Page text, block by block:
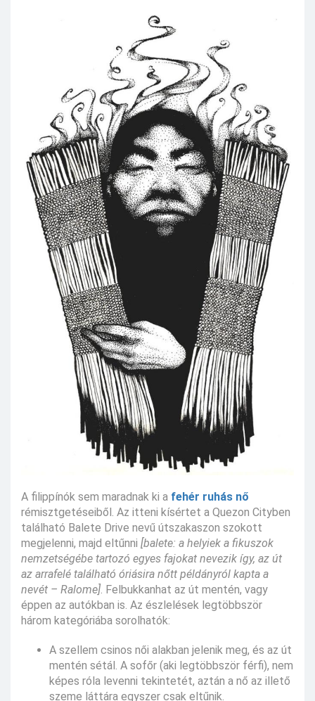
A filippínók sem maradnak ki a fehér ruhás nő
rémisztgetéseiből. Az itteni kísértet a Quezon Cityben
található Balete Drive nevű útszakaszon szokott
megjelenni, majd eltűnni [balete: a helyiek a fikuszok
nemzetségébe tartozó egyes fajokat nevezik így, az út
az arrafelé található óriásira nőtt példányról kapta a
nevét – Ralome]. Felbukkanhat az út mentén, vagy
éppen az autókban is. Az észlelések legtöbbször
három kategóriába sorolhatók:
A szellem csinos női alakban jelenik meg, és az út
mentén sétál. A sofőr (aki legtöbbször férfi), nem
képes róla levenni tekintetét, aztán a nő az illető
szeme láttára egyszer csak eltűnik.